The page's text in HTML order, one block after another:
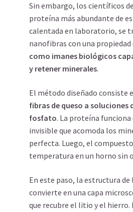
Sin embargo, los científicos
proteína más abundante de
calentada en laboratorio, se
nanofibras con una propiedad
como imanes biológicos
y retener minerales.
El método diseñado consiste
fibras de queso a soluciones
fosfato. La proteína
invisible que acomoda los
perfecta. Luego, el
temperatura en un horno sin
En este paso, la estructura
convierte en una capa
que recubre el litio y el hierro.